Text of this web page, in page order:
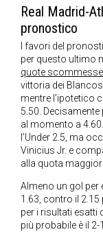
Real Madrid-
pronostico
I favori del
per questo ultimo
quote
vittoria dei
mentre l’ipotetico
5.50.
al momento a
l’Under 2.5, ma
Vinicius Jr. e
alla quota
Almeno un gol per
1.63, contro il
per i risultati esatti
più probabile è il 2-